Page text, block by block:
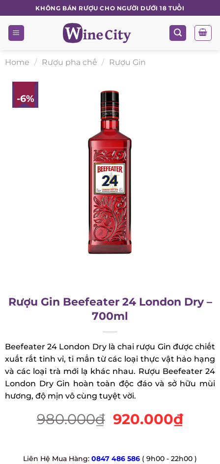
to
content
KHÔNG BÁN RƯỢU CHO NGƯỜI DƯỚI 18 TUỔI
Home / Rượu pha chế / Rượu Gin
-6%
Rượu Gin Beefeater 24 London Dry
– 700ml
Beefeater 24 London Dry là chai rượu Gin được
chiết xuất rất tinh vi, tỉ mẩn từ các loại thực vật
hảo hạng và các loại trà mới lạ khác nhau. Rượu
Beefeater 24 London Dry Gin hoàn toàn độc đáo
và sở hữu mùi hương, độ mịn vô cùng tuyệt vời.
980.000₫ 920.000₫
Liên Hệ Mua Hàng:0847 486 586 ( 9h00 - 22h00 )